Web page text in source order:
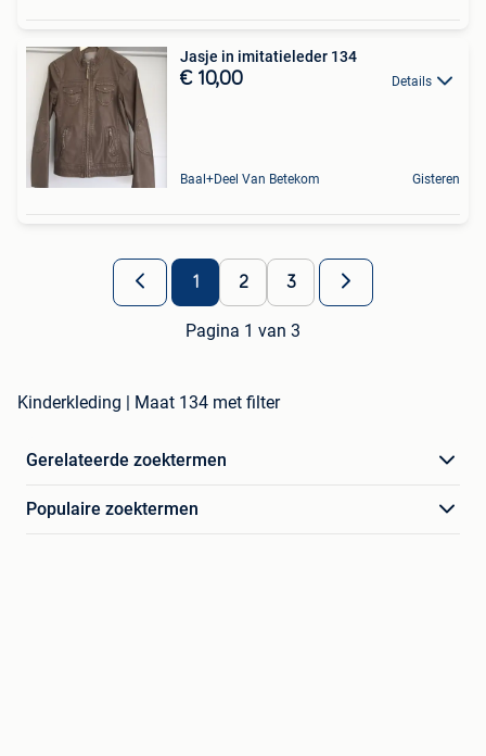
Jasje in imitatieleder 134
€ 10,00 Details
Baal+Deel Van Betekom Gisteren
1 2 3
Pagina 1 van 3
Kinderkleding | Maat 134 met filter
Gerelateerde zoektermen
Populaire zoektermen